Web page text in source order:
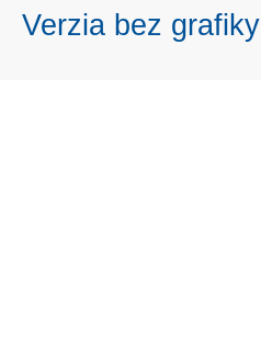
Verzia bez grafiky